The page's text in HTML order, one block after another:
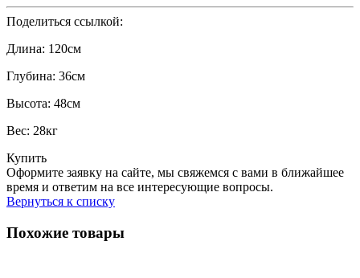
Поделиться ссылкой:
Длина: 120см
Глубина: 36см
Высота: 48см
Вес: 28кг
Купить
Оформите заявку на сайте, мы свяжемся с вами в ближайшее
время и ответим на все интересующие вопросы.
Вернуться к списку
Похожие товары